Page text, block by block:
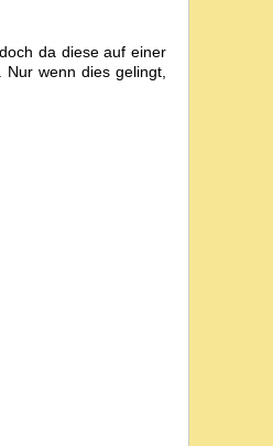
da diese auf einer
wenn dies gelingt,